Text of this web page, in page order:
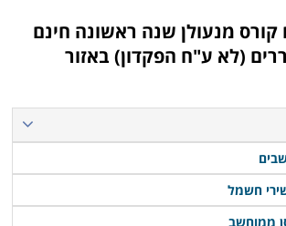
קורס מנעולן שנה ראשונה חינם
(לא ע"ח הפקדון) באזור
חשמל
ממוחשב